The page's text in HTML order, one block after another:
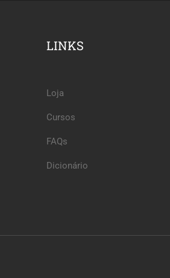
LINKS
Loja
Cursos
FAQs
Dicionário